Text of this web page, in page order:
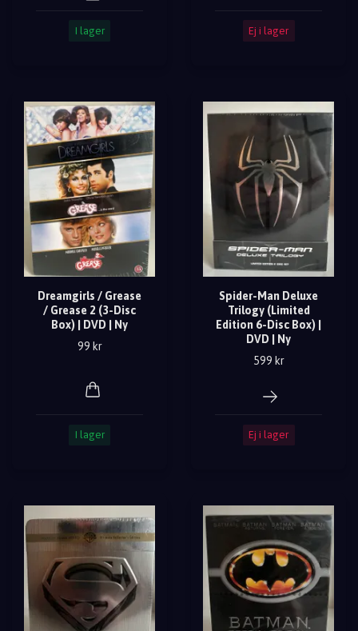
I lager Ej i lager
Dreamgirls / Grease
/ Grease 2 (3-Disc
Box) | DVD | Ny
99 kr
I lager
Spider-Man Deluxe
Trilogy (Limited
Edition 6-Disc Box) |
DVD | Ny
599 kr
Ej i lager